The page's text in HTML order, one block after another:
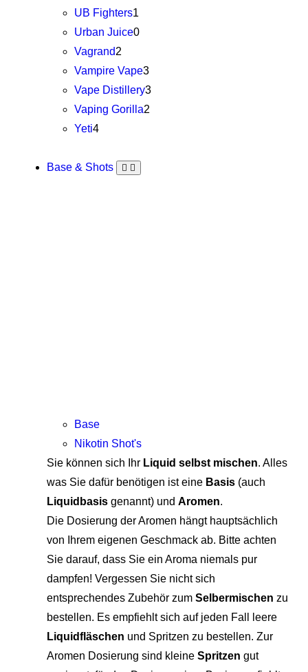
UB Fighters1
Urban Juice0
Vagrand2
Vampire Vape3
Vape Distillery3
Vaping Gorilla2
Yeti4
Base & Shots
Base
Nikotin Shot's
Sie können sich Ihr Liquid selbst mischen. Alles
was Sie dafür benötigen ist eine Basis (auch
Liquidbasis genannt) und Aromen.
Die Dosierung der Aromen hängt hauptsächlich
von Ihrem eigenen Geschmack ab. Bitte achten
Sie darauf, dass Sie ein Aroma niemals pur
dampfen! Vergessen Sie nicht sich
entsprechendes Zubehör zum Selbermischen zu
bestellen. Es empfiehlt sich auf jeden Fall leere
Liquidfläschen und Spritzen zu bestellen. Zur
Aromen Dosierung sind kleine Spritzen gut